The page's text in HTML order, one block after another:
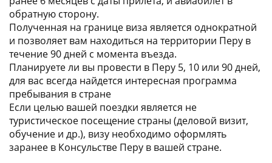
обратную сторону.
Полученная на границе виза является однократной
и позволяет вам находиться на территории Перу в
течение 90 дней с момента въезда.
Планируете ли вы провести в Перу 5, 10 или 90 дней,
для вас всегда найдется интересная программа
пребывания в стране
Если целью вашей поездки является не
туристическое посещение страны (деловой визит,
обучение и др.), визу необходимо оформлять
заранее в Консульстве Перу в вашей стране.